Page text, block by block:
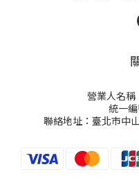
營業人名稱
統一
聯絡地址：臺北市中